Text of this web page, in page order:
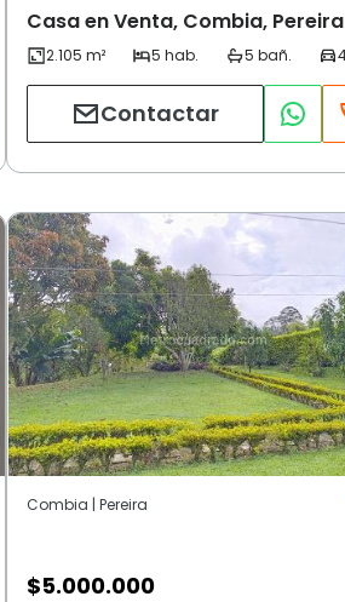
Casa en Venta, Combia, Pereira
Contactar
Combia | Pereira
$5.000.000